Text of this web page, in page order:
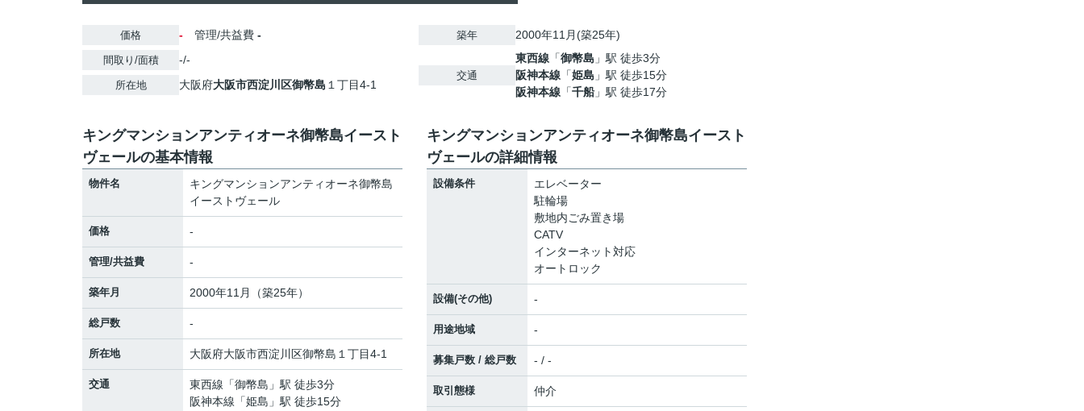
価格 - 管理/共益費 -
間取り/面積 -/-
所在地 大阪府大阪市西淀川区御幣島 １丁目4-1
築年 2000年11月(築25年)
交通
東西線 「御幣島 」駅 徒歩3分
阪神本線 「姫島 」駅 徒歩15分
阪神本線 「千船」駅 徒歩17分
キングマンションアンティオーネ御幣島イースト
ヴェールの基本情報
物件名
キングマンションアンティオーネ御幣島
イーストヴェール
価格 -
管理/共益費 -
築年月 2000年11月（築25年）
総戸数 -
所在地 大阪府大阪市西淀川区御幣島 １丁目4-1
交通 東西線 「御幣島 」駅 徒歩3分
阪神本線 「姫島 」駅 徒歩15分
キングマンションアンティオーネ御幣島イースト
ヴェールの詳細情報
設備条件
エレベーター
駐輪場
敷地内ごみ置き場
CATV
インターネット対応
オートロック
設備(その他) -
用途地域 -
募集戸数 / 総戸数 - / -
取引態様 仲介